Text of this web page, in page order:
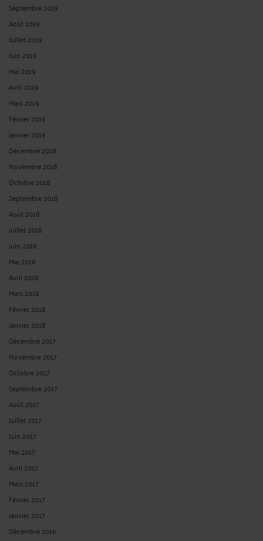
Septembre 2019
Août 2019
Juillet 2019
Juin 2019
Mai 2019
Avril 2019
Mars 2019
Février 2019
Janvier 2019
Décembre 2018
Novembre 2018
Octobre 2018
Septembre 2018
Août 2018
Juillet 2018
Juin 2018
Mai 2018
Avril 2018
Mars 2018
Février 2018
Janvier 2018
Décembre 2017
Novembre 2017
Octobre 2017
Septembre 2017
Août 2017
Juillet 2017
Juin 2017
Mai 2017
Avril 2017
Mars 2017
Février 2017
Janvier 2017
Décembre 2016